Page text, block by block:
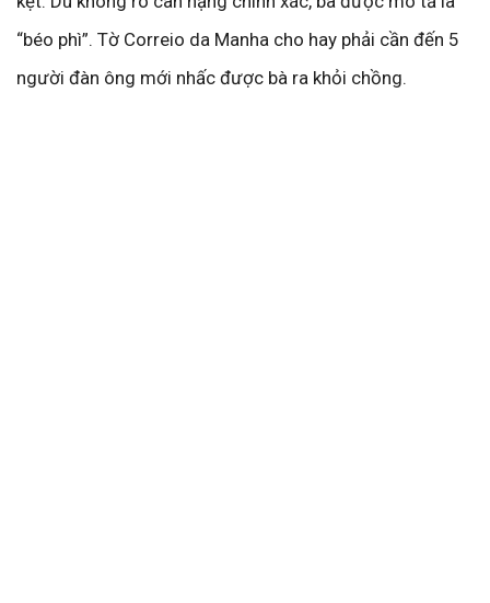
“béo phì”. Tờ Correio da Manha cho hay phải cần đến 5
người đàn ông mới nhấc được bà ra khỏi chồng.